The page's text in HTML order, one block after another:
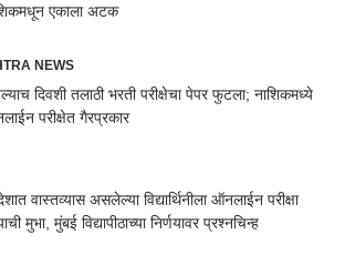
एकाला अटक
NEWS
दिवशी तलाठी भरती परीक्षेचा पेपर फुटला; नाशिकमध्ये
परीक्षेत गैरप्रकार
वास्तव्यास असलेल्या विद्यार्थिनीला ऑनलाईन परीक्षा
मुभा, मुंबई विद्यापीठाच्या निर्णयावर प्रश्नचिन्ह